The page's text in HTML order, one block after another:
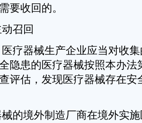
要收回的。
召回
疗器械生产企业应当对收集
隐患的医疗器械按照本办法
评估，发现医疗器械存在安
的境外制造厂商在境外实